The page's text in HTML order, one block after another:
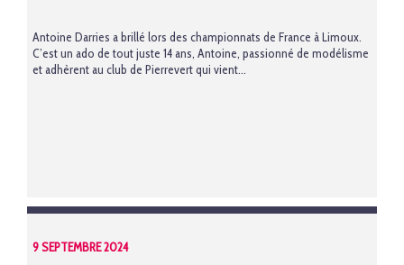
Antoine Darries a brillé lors des championnats de France à Limoux.
C’est un ado de tout juste 14 ans, Antoine, passionné de modélisme
et adhèrent au club de Pierrevert qui vient...
9 SEPTEMBRE 2024